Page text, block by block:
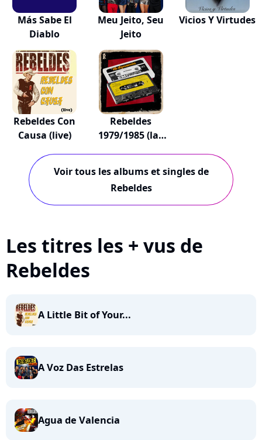
Más Sabe El
Diablo
Meu Jeito, Seu
Jeito
Vicios Y Virtudes
Rebeldes Con
Causa (live)
Rebeldes
1979/1985 (las
Voir tous les albums et singles de
Rebeldes
Les titres les + vus de
Rebeldes
A Little Bit of Your...
A Voz Das Estrelas
Agua de Valencia